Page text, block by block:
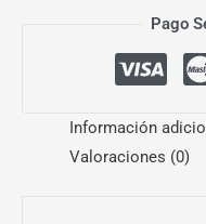
Pago
Información
Valoraciones (0)